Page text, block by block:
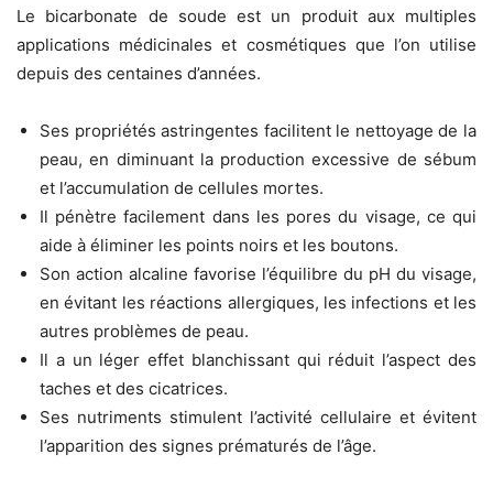
Le bicarbonate de soude est un produit aux multiples
applications médicinales et cosmétiques que l’on utilise
depuis des centaines d’années.
Ses propriétés astringentes facilitent le nettoyage de la
peau, en diminuant la production excessive de sébum
et l’accumulation de cellules mortes.
Il pénètre facilement dans les pores du visage, ce qui
aide à éliminer les points noirs et les boutons.
Son action alcaline favorise l’équilibre du pH du visage,
en évitant les réactions allergiques, les infections et les
autres problèmes de peau.
Il a un léger effet blanchissant qui réduit l’aspect des
taches et des cicatrices.
Ses nutriments stimulent l’activité cellulaire et évitent
l’apparition des signes prématurés de l’âge.